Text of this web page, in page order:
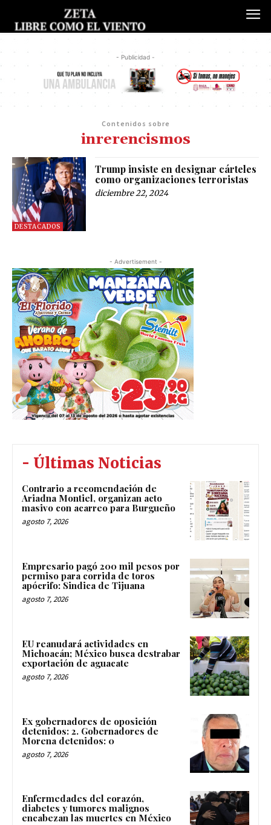
- Publicidad -
Contenidos sobre
inrerencismos
DESTACADOS
Trump insiste en designar cárteles
como organizaciones terroristas
diciembre 22, 2024
- Advertisement -
- Últimas Noticias
Contrario a recomendación de
Ariadna Montiel, organizan acto
masivo con acarreo para Burgueño
agosto 7, 2026
Empresario pagó 200 mil pesos por
permiso para corrida de toros
apócrifo: Sindica de Tijuana
agosto 7, 2026
EU reanudará actividades en
Michoacán; México busca destrabar
exportación de aguacate
agosto 7, 2026
Ex gobernadores de oposición
detenidos: 2. Gobernadores de
Morena detenidos: 0
agosto 7, 2026
Enfermedades del corazón,
diabetes y tumores malignos
encabezan las muertes en México